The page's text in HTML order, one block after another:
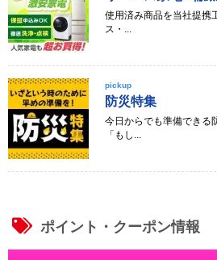
使用済み商品を当社提携
ス・...
pickup
防災特集
今日からでも準備できる
「もし...
ポイント・クーポン情報